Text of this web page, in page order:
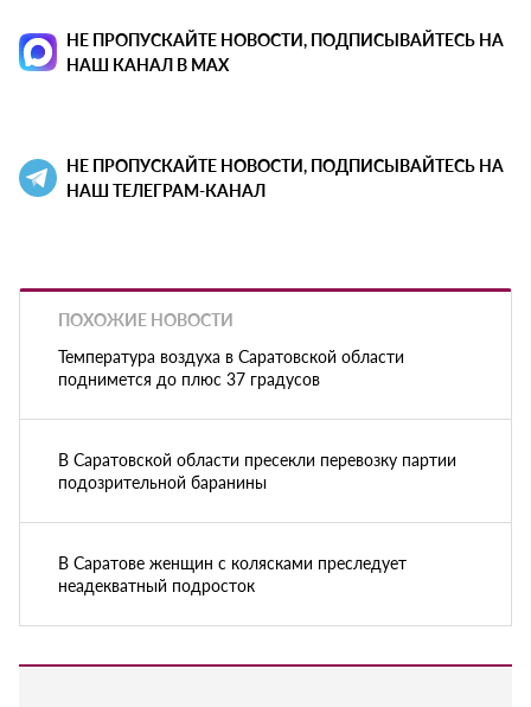
НЕ ПРОПУСКАЙТЕ НОВОСТИ, ПОДПИСЫВАЙТЕСЬ НА
НАШ КАНАЛ В MAX
НЕ ПРОПУСКАЙТЕ НОВОСТИ, ПОДПИСЫВАЙТЕСЬ НА
НАШ ТЕЛЕГРАМ-КАНАЛ
ПОХОЖИЕ НОВОСТИ
Температура воздуха в Саратовской области
поднимется до плюс 37 градусов
В Саратовской области пресекли перевозку партии
подозрительной баранины
В Саратове женщин с колясками преследует
неадекватный подросток